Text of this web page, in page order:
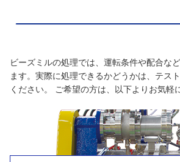
ビーズミルの処理では、運転条件や配合な
ます。実際に処理できるかどうかは、テス
ください。 ご希望の方は、以下よりお気軽